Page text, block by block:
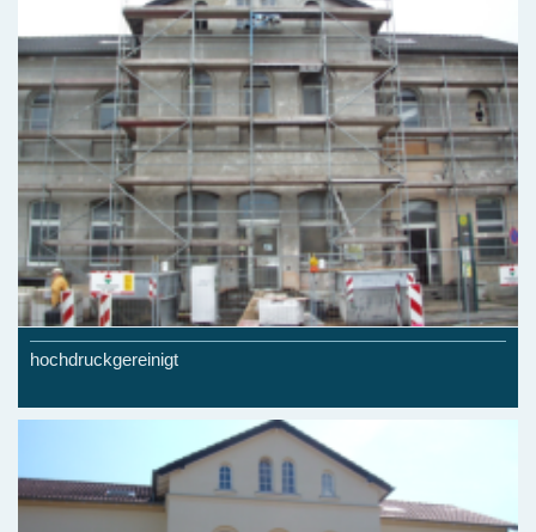
hochdruckgereinigt